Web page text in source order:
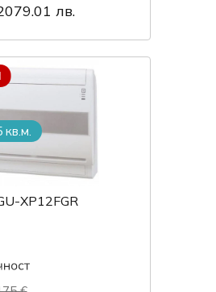
лв.
кв.м.
XP12FGR